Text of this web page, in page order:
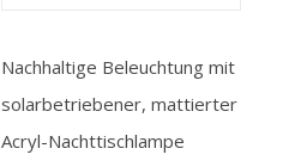
Nachhaltige Beleuchtung mit
solarbetriebener, mattierter
Acryl-Nachttischlampe